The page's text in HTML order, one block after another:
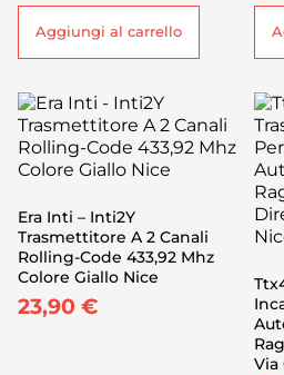
Aggiungi al carrello
Era Inti – Inti2Y
Trasmettitore A 2 Canali
Rolling-Code 433,92 Mhz
Colore Giallo Nice
23,90 €
Via